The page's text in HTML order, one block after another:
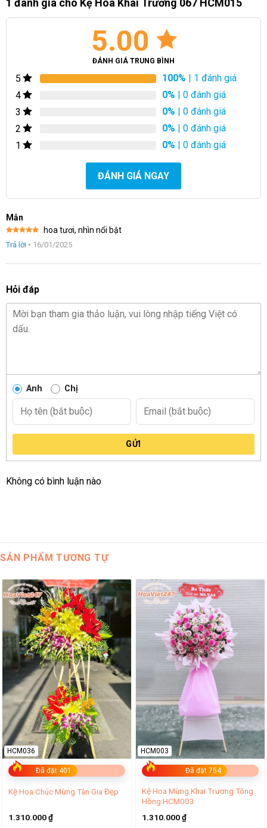
1 đánh giá cho Kệ Hoa Khai Trương 067 HCM015
5.00
ĐÁNH GIÁ TRUNG BÌNH
5 100% | 1 đánh giá
4
0% | 0 đánh giá
3
0% | 0 đánh giá
2
0% | 0 đánh giá
1
0% | 0 đánh giá
ĐÁNH GIÁ NGAY
Mẫn
Được xếp
hạng5 5
hoa tươi, nhìn nổi bật
Trả lời • 16/01/2025
Hỏi đáp
Anh Chị
GỬI
Không có bình luận nào
SẢN PHẨM TƯƠNG TỰ
Đã đặt 401
HCM036
Kệ Hoa Chúc Mừng Tân Gia Đẹp
1.310.000₫
Đã đặt 754
HCM003
Kệ Hoa Mừng Khai Trương Tông
Hồng HCM003
1.310.000₫